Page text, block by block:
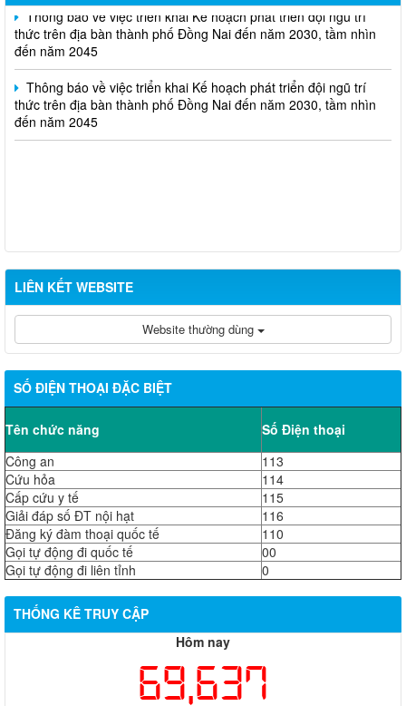
Thông báo về việc triển khai Kế hoạch phát triển đội ngũ trí
thức trên địa bàn thành phố Đồng Nai đến năm 2030, tầm nhìn
đến năm 2045
Thông báo về việc triển khai Kế hoạch phát triển đội ngũ trí
thức trên địa bàn thành phố Đồng Nai đến năm 2030, tầm nhìn
đến năm 2045
LIÊN KẾT WEBSITE
Website thường dùng
SỐ ĐIỆN THOẠI ĐẶC BIỆT
Tên chức năng
Số Điện thoại
Công an
113
Cứu hỏa
114
Cấp cứu y tế
115
Giải đáp số ĐT nội hạt
116
Đăng ký đàm thoại quốc tế
110
Gọi tự động đi quốc tế
00
Gọi tự động đi liên tỉnh
0
THỐNG KÊ TRUY CẬP
Hôm nay
69,637